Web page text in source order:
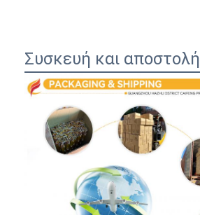
Συσκευή και αποστολή